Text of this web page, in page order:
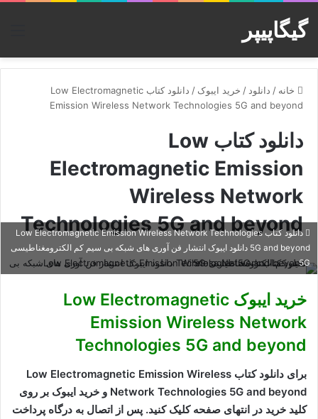
گیگاپیپر
خانه / دانلود / خرید ایبوک /
دانلود کتاب Low Electromagnetic
Emission Wireless Network Technologies 5G and beyond
دانلود کتاب Low
Electromagnetic Emission
Wireless Network
Technologies 5G and beyond
دانلود کتاب Low Electromagnetic Emission Wireless Network Technologies
5G and beyond دانلود ایبوک انتشار فن آوری های شبکه بی سیم کم الکترومغناطیسی
5G
خرید ایبوک Low Electromagnetic
Emission Wireless Network
Technologies 5G and beyond
برای دانلود کتاب Low Electromagnetic Emission Wireless
Network Technologies 5G and beyond و خرید ایبوک
بر روی
کلید خرید در انتهای صفحه کلیک کنید. پس از اتصال به درگاه پرداخت